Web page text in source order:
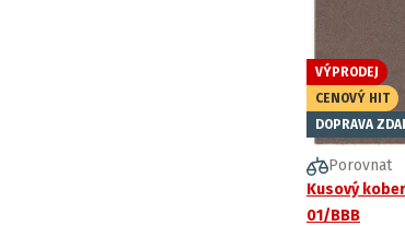
VÝPRODEJ
CENOVÝ HIT
DOPRAVA
Porovnat
Kusový
01/BBB